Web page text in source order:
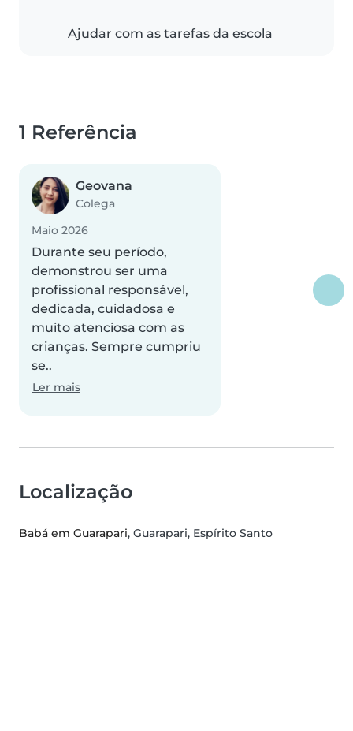
Ajudar com as tarefas da escola
1 Referência
Geovana
Colega
Maio 2026
Durante seu período,
demonstrou ser uma
profissional responsável,
dedicada, cuidadosa e
muito atenciosa com as
crianças. Sempre cumpriu
se..
Ler mais
Localização
Babá em Guarapari, Guarapari, Espírito Santo